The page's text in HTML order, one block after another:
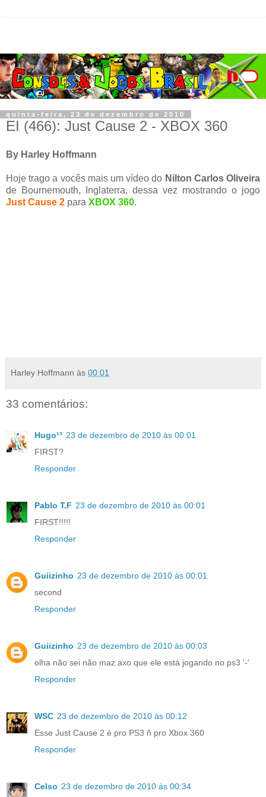
quinta-feira, 23 de dezembro de 2010
EI (466): Just Cause 2 - XBOX 360
By Harley Hoffmann
Hoje trago a vocês mais um vídeo do Nilton Carlos Oliveira
de Bournemouth, Inglaterra, dessa vez mostrando o jogo
Just Cause 2 para XBOX 360.
Harley Hoffmann às 00:01
33 comentários:
Hugo¹³ 23 de dezembro de 2010 às 00:01
FIRST?
Responder
Pablo T.F 23 de dezembro de 2010 às 00:01
FIRST!!!!!
Responder
Guiizinho 23 de dezembro de 2010 às 00:01
second
Responder
Guiizinho 23 de dezembro de 2010 às 00:03
olha não sei não maz axo que ele está jogando no ps3 '-'
Responder
WSC 23 de dezembro de 2010 às 00:12
Esse Just Cause 2 é pro PS3 ñ pro Xbox 360
Responder
Celso 23 de dezembro de 2010 às 00:34